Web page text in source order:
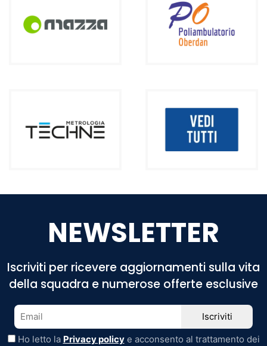
NEWSLETTER
Iscriviti per ricevere aggiornamenti sulla vita
della squadra e numerose offerte esclusive
Ho letto la Privacy policye acconsento al trattamento dei